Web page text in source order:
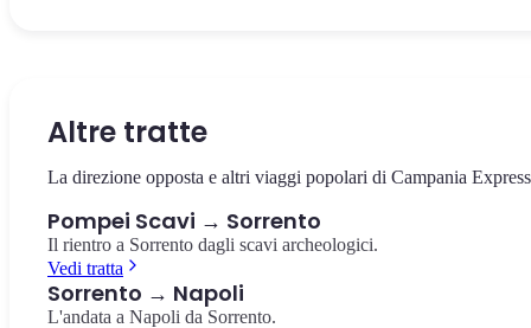
Altre tratte
La direzione opposta e altri viaggi popolari di Campania
Pompei Scavi → Sorrento
Il rientro a Sorrento dagli scavi archeologici.
Vedi tratta
Sorrento → Napoli
L'andata a Napoli da Sorrento.